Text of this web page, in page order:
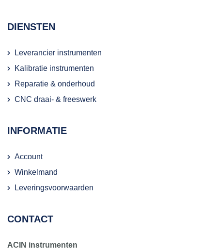
DIENSTEN
Leverancier instrumenten
Kalibratie instrumenten
Reparatie & onderhoud
CNC draai- & freeswerk
INFORMATIE
Account
Winkelmand
Leveringsvoorwaarden
CONTACT
ACIN instrumenten